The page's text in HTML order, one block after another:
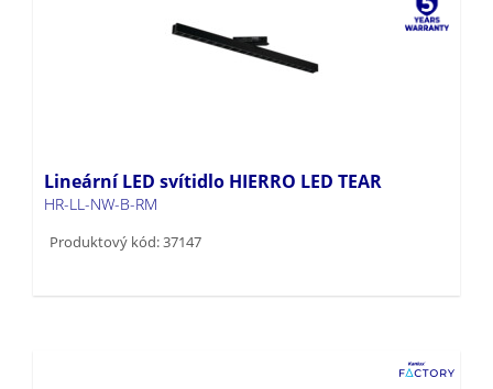
Lineární LED svítidlo HIERRO LED TEAR
HR-LL-NW-B-RM
Produktový kód: 37147